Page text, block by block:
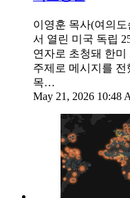
이영훈 목사(여의
서 열린 미국 독립
연자로 초청돼 한
주제로 메시지를 전
목…
May 21, 2026 10:48